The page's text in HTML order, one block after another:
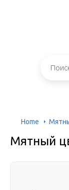
Home
Мятный